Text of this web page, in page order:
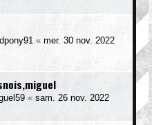
« mer. 30 nov. 2022
« sam. 26 nov. 2022